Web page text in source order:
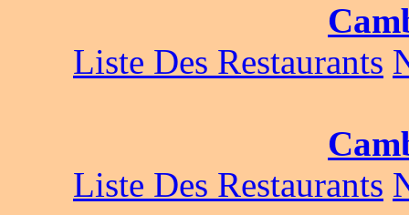
Liste Des Restaurants
Liste Des Restaurants